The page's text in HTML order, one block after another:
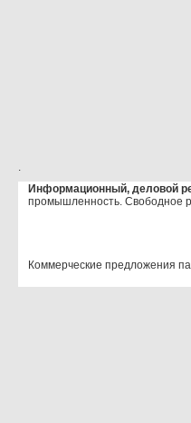
.
Информационный, деловой
промышленность. Свободное
Коммерческие предложения